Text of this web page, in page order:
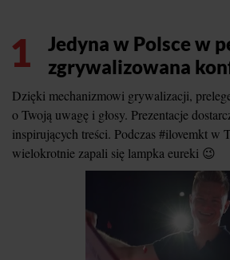
1
Jedyna w Polsce w
zgrywalizowana
Dzięki mechanizmowi grywalizacji,
o Twoją uwagę i głosy. Prezentacje
inspirujących treści. Podczas #ilovemkt w
wielokrotnie zapali się lampka eureki 😉